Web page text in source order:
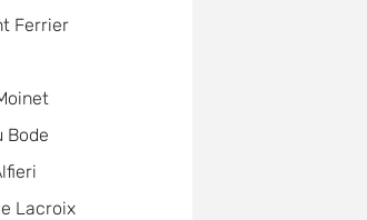
Ferrier
Bode
Lacroix